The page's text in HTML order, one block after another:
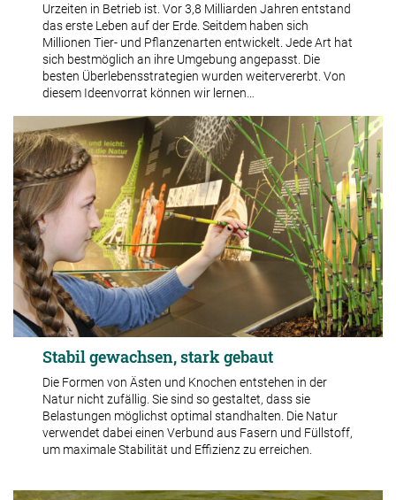
Urzeiten in Betrieb ist. Vor 3,8 Milliarden Jahren entstand
das erste Leben auf der Erde. Seitdem haben sich
Millionen Tier- und Pflanzenarten entwickelt. Jede Art hat
sich bestmöglich an ihre Umgebung angepasst. Die
besten Überlebensstrategien wurden weitervererbt. Von
diesem Ideenvorrat können wir lernen…
Stabil gewachsen, stark gebaut
Die Formen von Ästen und Knochen entstehen in der
Natur nicht zufällig. Sie sind so gestaltet, dass sie
Belastungen möglichst optimal standhalten. Die Natur
verwendet dabei einen Verbund aus Fasern und Füllstoff,
um maximale Stabilität und Effizienz zu erreichen.